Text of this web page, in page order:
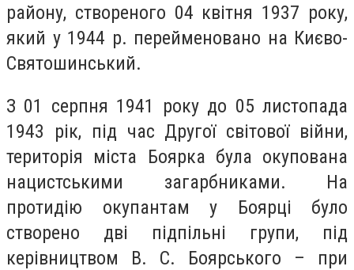
району, створеного 04 квітня 1937 року,
який у 1944 р. перейменовано на Києво-
Святошинський.
З 01 серпня 1941 року до 05 листопада
1943 рік, під час Другої світової війни,
територія міста Боярка була окупована
нацистськими загарбниками. На
протидію окупантам у Боярці було
створено дві підпільні групи, під
керівництвом В. С. Боярського – при